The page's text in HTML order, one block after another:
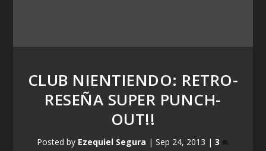
CLUB NIENTIENDO: RETRO-
RESEÑA SUPER PUNCH-
OUT!!
Posted by Ezequiel Segura | Sep 24, 2013 | 3